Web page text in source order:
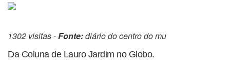
1302 visitas -Fonte:diário do centro do mu
Da Coluna de Lauro Jardim no Globo.